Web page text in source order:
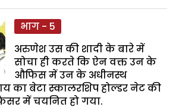
भाग - 5
अरुणेश उस की शादी के बारे में
सोचा ही करते कि ऐन वक्त उन के
औफिस में उन के अधीनस्थ
का बेटा स्कालरशिप होल्डर नेट की
में चयनित हो गया.